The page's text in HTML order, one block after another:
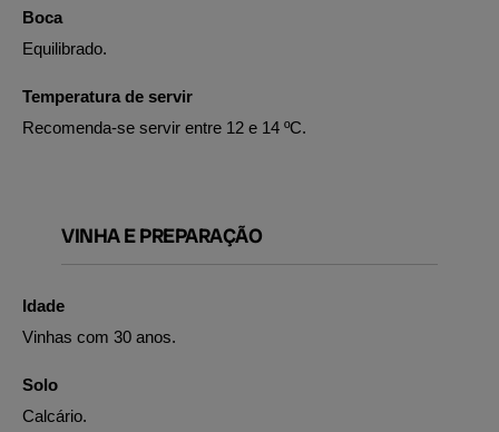
Boca
Equilibrado.
Temperatura de servir
Recomenda-se servir entre 12 e 14 ºC.
VINHA E PREPARAÇÃO
Idade
Vinhas com 30 anos.
Solo
Calcário.